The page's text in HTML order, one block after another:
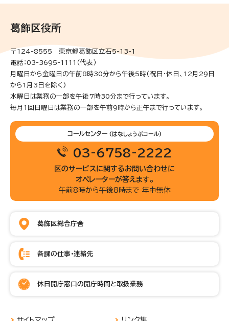
葛飾区役所
〒124-8555 東京都葛飾区立石5-13-1
電話：03-3695-1111（代表）
月曜日から金曜日の午前8時30分から午後5時(祝日・休日、12月29日
から1月3日を除く)
水曜日は業務の一部を午後7時30分まで行っています。
毎月1回日曜日は業務の一部を午前9時から正午まで行っています。
コールセンター (はなしょうぶコール)
03-6758-2222
区のサービスに関するお問い合わせに
オペレーターが答えます。
午前8時から午後8時まで 年中無休
葛飾区総合庁舎
各課の仕事・連絡先
休日開庁窓口の開庁時間と取扱業務